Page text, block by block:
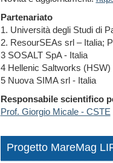
Partenariato
1. Università degli Studi di
2. ResourSEAs srl – Italia;
3 SOSALT SpA - Italia
4 Hellenic Saltworks (HSW)
5 Nuova SIMA srl - Italia
Responsabile scientifico
Prof. Giorgio Micale - CSTE
Progetto MareMag